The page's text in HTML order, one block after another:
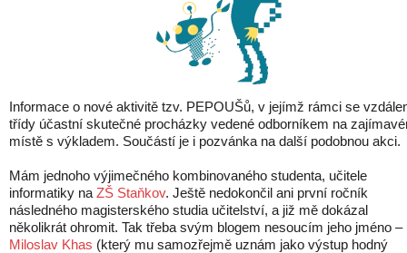
Informace o nové aktivitě tzv. PEPOUŠů, v jejímž rámci se
třídy účastní skutečné procházky vedené odborníkem na
místě s výkladem. Součástí je i pozvánka na další podobnou akci.
Mám jednoho výjimečného kombinovaného studenta, učitele
informatiky na ZŠ Staňkov. Ještě nedokončil ani první ročník
následného magisterského studia učitelství, a již mě dokázal
několikrát ohromit. Tak třeba svým blogem nesoucím jeho jméno –
Miloslav Khas (který mu samozřejmě uznám jako výstup hodný